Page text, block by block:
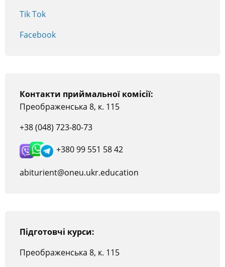
Tik Tok
Facebook
Контакти приймальної комісії:
Преображенська 8, к. 115
+38 (048) 723-80-73
+380 99 551 58 42
abiturient@oneu.ukr.education
Підготовчі курси:
Преображенська 8, к. 115